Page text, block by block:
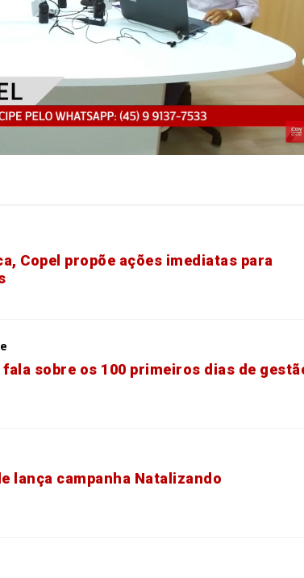
Copel propõe ações imediatas para
sobre os 100 primeiros dias de
lança campanha Natalizando